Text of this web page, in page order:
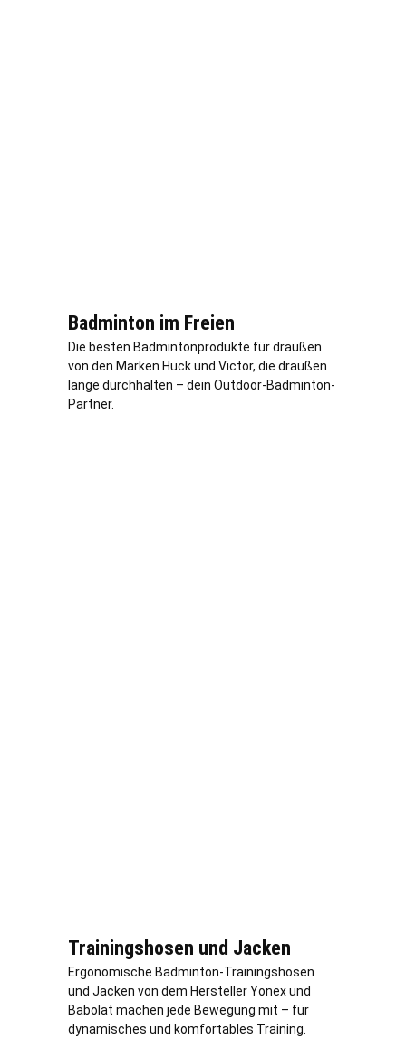
Badminton im Freien
Die besten Badmintonprodukte für draußen
von den Marken Huck und Victor, die draußen
lange durchhalten – dein Outdoor-Badminton-
Partner.
Trainingshosen und Jacken
Ergonomische Badminton-Trainingshosen
und Jacken von dem Hersteller Yonex und
Babolat machen jede Bewegung mit – für
dynamisches und komfortables Training.